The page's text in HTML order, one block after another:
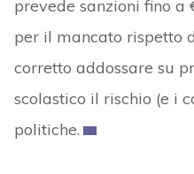
prevede sanzioni fino a
per il mancato rispetto
corretto addossare su
scolastico il rischio (e i
politiche.